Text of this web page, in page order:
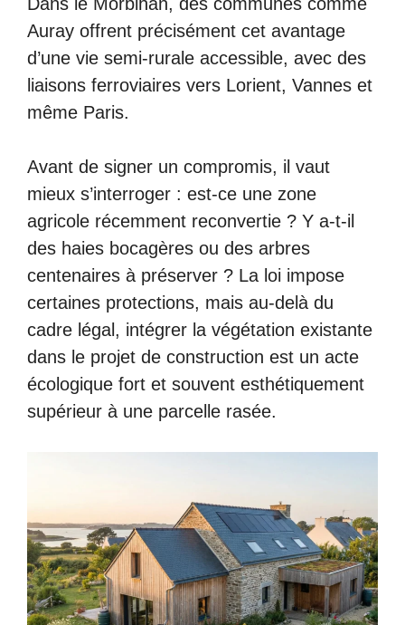
Auray offrent précisément cet avantage
d’une vie semi-rurale accessible, avec des
liaisons ferroviaires vers Lorient, Vannes et
même Paris.
Avant de signer un compromis, il vaut
mieux s’interroger : est-ce une zone
agricole récemment reconvertie ? Y a-t-il
des haies bocagères ou des arbres
centenaires à préserver ? La loi impose
certaines protections, mais au-delà du
cadre légal, intégrer la végétation existante
dans le projet de construction est un acte
écologique fort et souvent esthétiquement
supérieur à une parcelle rasée.